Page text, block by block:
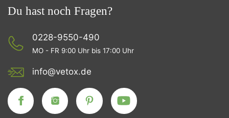
Du hast noch Fragen?
0228-9550-490
MO - FR 9:00 Uhr bis 17:00 Uhr
info@vetox.de